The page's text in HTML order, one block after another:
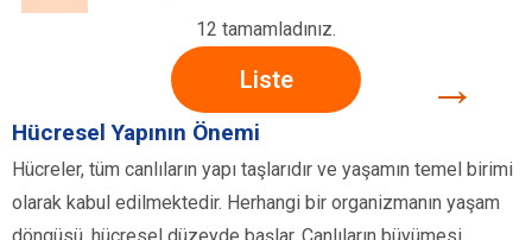
12 tamamladınız.
Liste →
Hücresel Yapının Önemi
Hücreler, tüm canlıların yapı taşlarıdır ve yaşamın temel birimi
olarak kabul edilmektedir. Herhangi bir organizmanın yaşam